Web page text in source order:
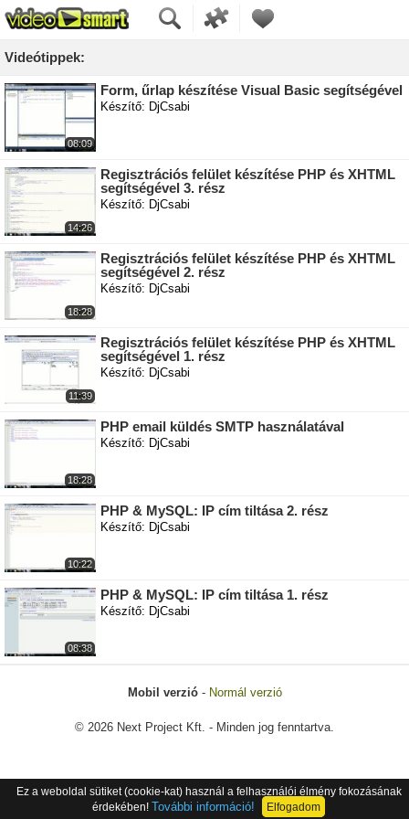
Videótippek:
08:09
Form, űrlap készítése Visual Basic segítségével
Készítő: DjCsabi
14:26
Regisztrációs felület készítése PHP és XHTML
segítségével 3. rész
Készítő: DjCsabi
18:28
Regisztrációs felület készítése PHP és XHTML
segítségével 2. rész
Készítő: DjCsabi
11:39
Regisztrációs felület készítése PHP és XHTML
segítségével 1. rész
Készítő: DjCsabi
18:28
PHP email küldés SMTP használatával
Készítő: DjCsabi
10:22
PHP & MySQL: IP cím tiltása 2. rész
Készítő: DjCsabi
08:38
PHP & MySQL: IP cím tiltása 1. rész
Készítő: DjCsabi
Mobil verzió- Normál verzió
© 2026 Next Project Kft. - Minden jog fenntartva.
Ez a weboldal sütiket (cookie-kat) használ a felhasználói élmény fokozásának
érdekében! További információ! Elfogadom